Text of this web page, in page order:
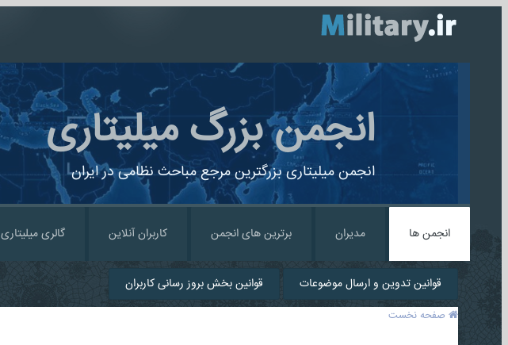
انجمن بزرگ میلیتاری
انجمن میلیتاری بزرگترین مرجع مباحث نظامی در ایران
انجمن ها مدیران برترین های انجمن کاربران آنلاین گالری میلیتاری
قوانین تدوین و ارسال موضوعات قوانین بخش بروز رسانی کاربران
صفحه نخست